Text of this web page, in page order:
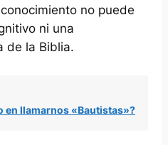
no puede
ni una
de la Biblia.
en llamarnos «Bautistas»?